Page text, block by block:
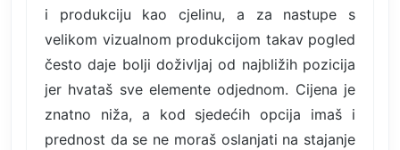
i produkciju kao cjelinu, a za nastupe s
velikom vizualnom produkcijom takav pogled
često daje bolji doživljaj od najbližih pozicija
jer hvataš sve elemente odjednom. Cijena je
znatno niža, a kod sjedećih opcija imaš i
prednost da se ne moraš oslanjati na stajanje